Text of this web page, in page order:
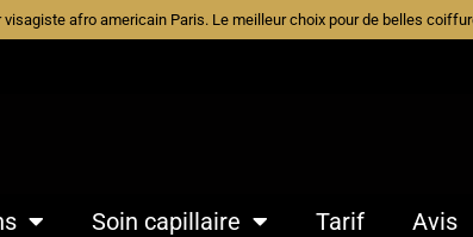
afro americain Paris. Le meilleur choix pour de belles
Soin capillaire Tarif Avis